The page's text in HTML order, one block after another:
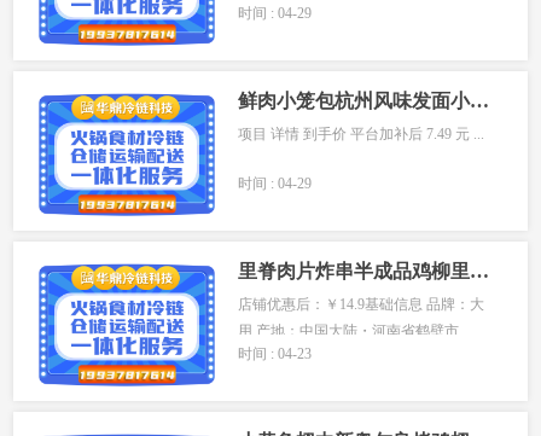
时间 : 04-29
鲜肉小笼包杭州风味发面小笼包速冻早餐半成品懒人速食加热
项目 详情 到手价 平台加补后 7.49 元 ...
时间 : 04-29
里脊肉片炸串半成品鸡柳里脊肉串儿童早餐手抓饼烧烤食材
店铺优惠后：￥14.9基础信息 品牌：大
用 产地：中国大陆・河南省鹤壁市 ...
时间 : 04-23